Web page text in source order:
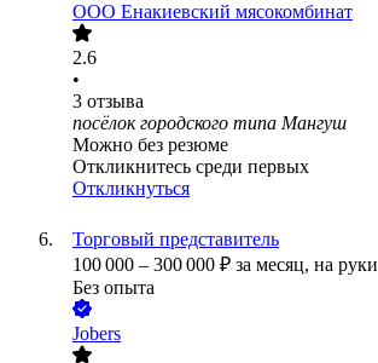
ООО Енакиевский мясокомбинат
2.6
•
3 отзыва
посёлок городского типа Мангуш
Можно без резюме
Откликнитесь среди первых
Откликнуться
Торговый представитель
100 000 – 300 000 ₽ за месяц, на руки
Без опыта
Jobers